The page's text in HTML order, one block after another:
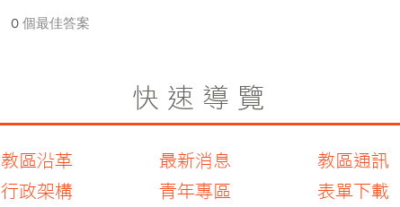
0 個最佳答案
快速導覽
教區沿革
行政架構
最新消息
青年專區
教區通訊
表單下載